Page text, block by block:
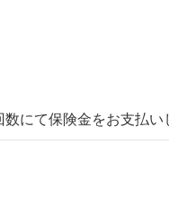
にて保険金をお支払い